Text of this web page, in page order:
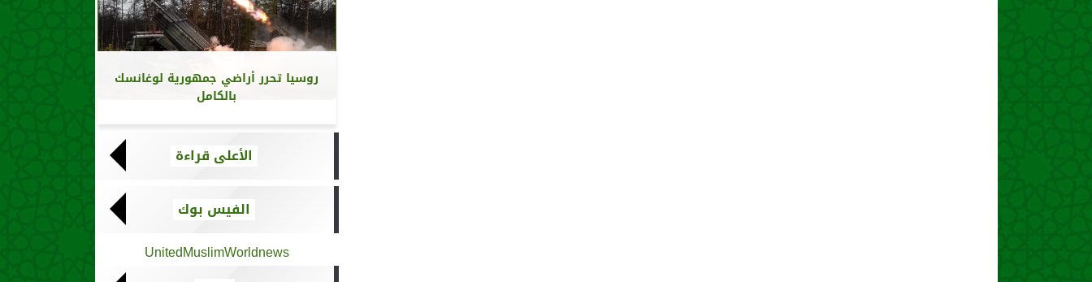
روسيا تحرر أراضي جمهورية لوغانسك
بالكامل
الأعلى قراءة
الفيس بوك
UnitedMuslimWorldnews